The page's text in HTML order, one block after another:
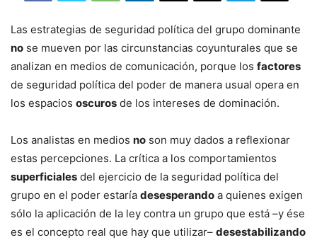
Las estrategias de seguridad política del grupo dominante
no se mueven por las circunstancias coyunturales que se
analizan en medios de comunicación, porque los factores
de seguridad política del poder de manera usual opera en
los espacios oscuros de los intereses de dominación.
Los analistas en medios no son muy dados a reflexionar
estas percepciones. La crítica a los comportamientos
superficiales del ejercicio de la seguridad política del
grupo en el poder estaría desesperando a quienes exigen
sólo la aplicación de la ley contra un grupo que está –y ése
es el concepto real que hay que utilizar– desestabilizando